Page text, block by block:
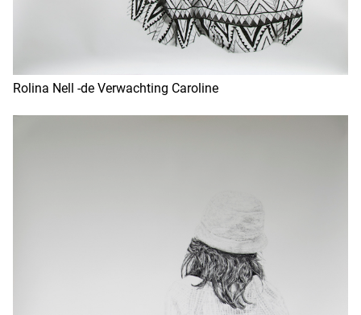
Rolina Nell -de Verwachting Caroline